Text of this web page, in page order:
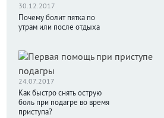
30.12.2017
Почему болит пятка по
утрам или после отдыха
24.07.2017
Как быстро снять острую
боль при подагре во время
приступа?